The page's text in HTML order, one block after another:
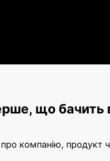
що бачить
компанію, продукт